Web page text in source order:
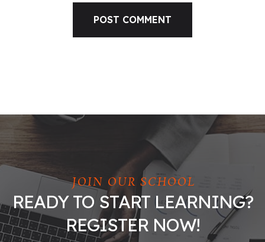
JOIN OUR SCHOOL
READY TO START LEARNING?
REGISTER NOW!